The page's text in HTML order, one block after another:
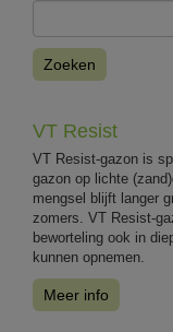
Zoeken
VT Resist
VT Resist-gazon is
gazon op lichte
mengsel blijft langer
zomers. VT Resist-
beworteling ook in
kunnen opnemen.
Meer info